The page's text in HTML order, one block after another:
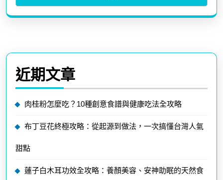
近期文章
肉桂粉怎麼吃？10種創意食譜與健康吃法全攻略
布丁豆花終極攻略：從起源到做法，一次搞懂台灣人氣
甜點
蓮子白木耳功效全攻略：養顏美容、安神助眠的天然食